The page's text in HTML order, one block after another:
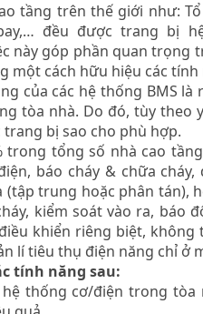
tầng trên thế giới như:
đều được trang bị
này góp phần quan
một cách hữu hiệu các
của các hệ thống BMS
tòa nhà. Do đó, tùy
bị sao cho phù hợp.
trong tổng số nhà cao
báo cháy & chữa
trung hoặc phân tán),
kiểm soát vào ra, báo
khiển riêng biệt,
lí tiêu thụ điện năng chỉ ở
tính năng sau:
thống cơ/điện trong